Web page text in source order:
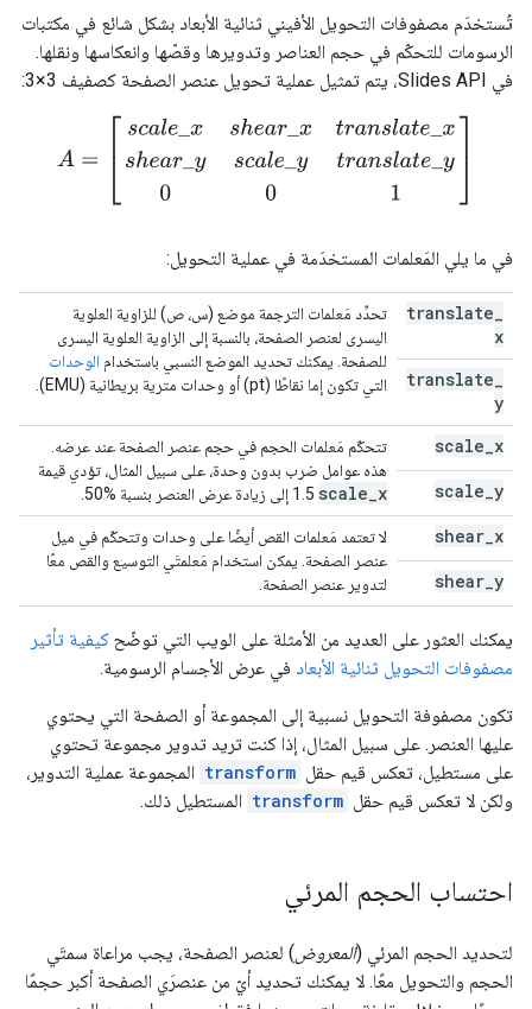
تُستخدَم مصفوفات التحويل الأفيني ثنائية الأبعاد بشكل شائع في مكتبات
الرسومات للتحكّم في حجم العناصر وتدويرها وقصّها وانعكاسها ونقلها.
في Slides API، يتم تمثيل عملية تحويل عنصر الصفحة كصفيف 3×3:
e_xshe r_ anslate xs ear_yscale_ tra
في ما يلي المَعلمات المستخدَمة في عملية التحويل:
translate
x
تحدِّد مَعلمات الترجمة موضع (س، ص) للزاوية العلوية
اليسرى لعنصر الصفحة، بالنسبة إلى الزاوية العلوية اليسرى
للصفحة. يمكنك تحديد الموضع النسبي باستخدام الوحدات
التي تكون إما نقاطًا (pt) أو وحدات مترية بريطانية (EMU).
translate
y
scale x
تتحكّم مَعلمات الحجم في حجم عنصر الصفحة عند عرضه.
هذه عوامل ضرب بدون وحدة، على سبيل المثال، تؤدي قيمة
scale x scale y
shear x
لا تعتمد مَعلمات القص أيضًا على وحدات وتتحكّم في ميل
عنصر الصفحة. يمكن استخدام مَعلمتَي التوسيع والقص معًا
لتدوير عنصر الصفحة.
shear y
يمكنك العثور على العديد من الأمثلة على الويب التي توضّح كيفية تأثير
مصفوفات التحويل ثنائية الأبعاد في عرض الأجسام الرسومية.
تكون مصفوفة التحويل نسبية إلى المجموعة أو الصفحة التي يحتوي
عليها العنصر. على سبيل المثال، إذا كنت تريد تدوير مجموعة تحتوي
على مستطيل، تعكس قيم حقل transform المجموعة عملية التدوير،
ولكن لا تعكس قيم حقل transform المستطيل ذلك.
احتساب الحجم المرئي
لتحديد الحجم المرئي (المعروض) لعنصر الصفحة، يجب مراعاة سمتَي
الحجم والتحويل معًا. لا يمكنك تحديد أيّ من عنصرَي الصفحة أكبر حجمًا